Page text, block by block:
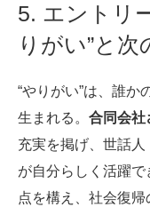
5. エントリ
りがい”と次
“やりがい”は、誰か
生まれる。 合同会社
充実を掲げ、世話
が自分らしく活躍
点を構え、社会復